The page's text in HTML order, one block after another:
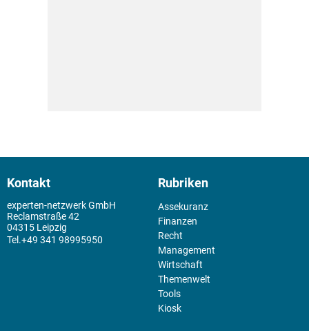
Kontakt
experten-netzwerk GmbH
Reclamstraße 42
04315 Leipzig
+49 341 98995950
Rubriken
Assekuranz
Finanzen
Recht
Management
Wirtschaft
Themenwelt
Tools
Kiosk